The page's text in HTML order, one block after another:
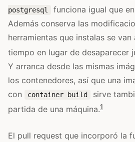
postgresql
funciona igual que
Además conserva las
herramientas que instalas se
tiempo en lugar de desaparecer
Y arranca desde las mismas
los contenedores, así que una
con
container build
sirve
partida de una máquina.1
El pull request que incorporó la